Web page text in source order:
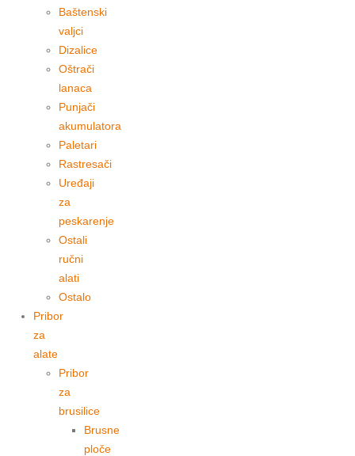
Baštenski
valjci
Dizalice
Oštrači
lanaca
Punjači
akumulatora
Paletari
Rastresači
Uređaji
za
peskarenje
Ostali
ručni
alati
Ostalo
Pribor
za
alate
Pribor
za
brusilice
Brusne
ploče